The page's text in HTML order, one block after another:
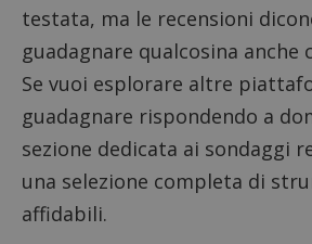
testata, ma le recensioni
guadagnare qualcosina anche
Se vuoi esplorare altre
guadagnare rispondendo a
sezione dedicata ai sondaggi
una selezione completa di
affidabili.